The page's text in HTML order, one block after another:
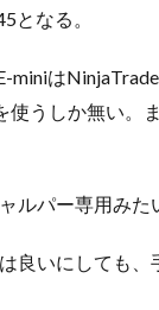
となる。
は
うしか無い。
ルパー専用みた
良いにしても